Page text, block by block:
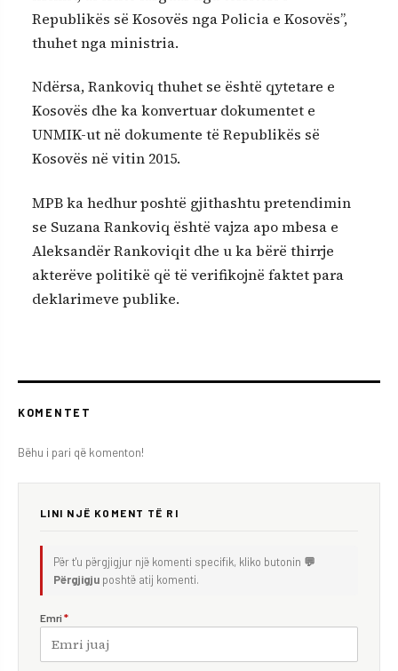
Republikës së Kosovës nga Policia e Kosovës”,
thuhet nga ministria.
Ndërsa, Rankoviq thuhet se është qytetare e
Kosovës dhe ka konvertuar dokumentet e
UNMIK-ut në dokumente të Republikës së
Kosovës në vitin 2015.
MPB ka hedhur poshtë gjithashtu pretendimin
se Suzana Rankoviq është vajza apo mbesa e
Aleksandër Rankoviqit dhe u ka bërë thirrje
akterëve politikë që të verifikojnë faktet para
deklarimeve publike.
KOMENTET
Bëhu i pari që komenton!
LINI NJË KOMENT TË RI
Për t'u përgjigjur një komenti specifik, kliko butonin 💬
Përgjigju poshtë atij komenti.
Emri *